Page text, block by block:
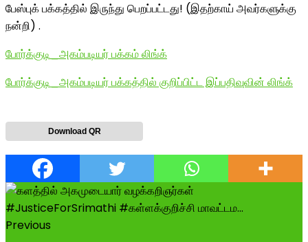
பேஸ்புக் பக்கத்தில் இருந்து பெறப்பட்டது! (இதற்காய் அவர்களுக்கு
நன்றி) .
போர்க்குடி_அகம்படியர் பக்கம் லிங்க்
போர்க்குடி_அகம்படியர் பக்கத்தில் குறிப்பிட்ட இப்பதிவுவின் லிங்க்
Download QR
Previous